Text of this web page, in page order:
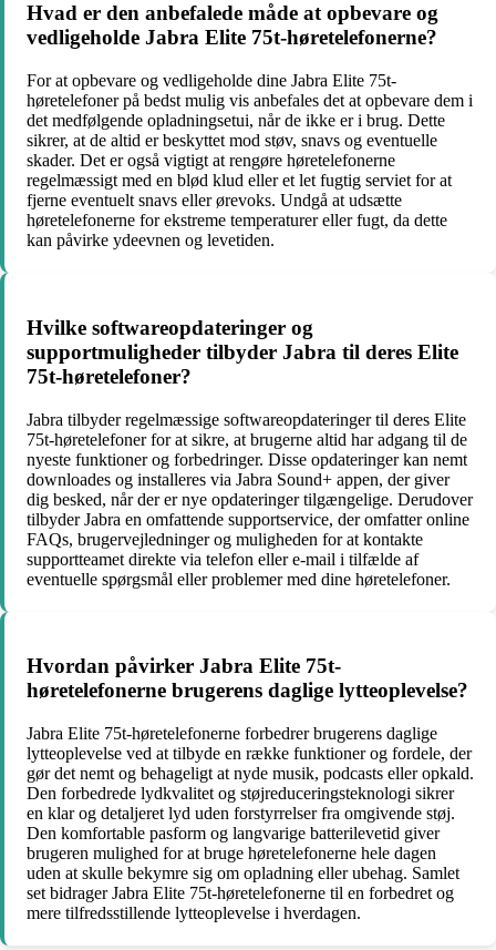
Hvad er den anbefalede måde at opbevare og
vedligeholde Jabra Elite 75t-høretelefonerne?
For at opbevare og vedligeholde dine Jabra Elite 75t-
høretelefoner på bedst mulig vis anbefales det at opbevare dem i
det medfølgende opladningsetui, når de ikke er i brug. Dette
sikrer, at de altid er beskyttet mod støv, snavs og eventuelle
skader. Det er også vigtigt at rengøre høretelefonerne
regelmæssigt med en blød klud eller et let fugtig serviet for at
fjerne eventuelt snavs eller ørevoks. Undgå at udsætte
høretelefonerne for ekstreme temperaturer eller fugt, da dette
kan påvirke ydeevnen og levetiden.
Hvilke softwareopdateringer og
supportmuligheder tilbyder Jabra til deres Elite
75t-høretelefoner?
Jabra tilbyder regelmæssige softwareopdateringer til deres Elite
75t-høretelefoner for at sikre, at brugerne altid har adgang til de
nyeste funktioner og forbedringer. Disse opdateringer kan nemt
downloades og installeres via Jabra Sound+ appen, der giver
dig besked, når der er nye opdateringer tilgængelige. Derudover
tilbyder Jabra en omfattende supportservice, der omfatter online
FAQs, brugervejledninger og muligheden for at kontakte
supportteamet direkte via telefon eller e-mail i tilfælde af
eventuelle spørgsmål eller problemer med dine høretelefoner.
Hvordan påvirker Jabra Elite 75t-
høretelefonerne brugerens daglige lytteoplevelse?
Jabra Elite 75t-høretelefonerne forbedrer brugerens daglige
lytteoplevelse ved at tilbyde en række funktioner og fordele, der
gør det nemt og behageligt at nyde musik, podcasts eller opkald.
Den forbedrede lydkvalitet og støjreduceringsteknologi sikrer
en klar og detaljeret lyd uden forstyrrelser fra omgivende støj.
Den komfortable pasform og langvarige batterilevetid giver
brugeren mulighed for at bruge høretelefonerne hele dagen
uden at skulle bekymre sig om opladning eller ubehag. Samlet
set bidrager Jabra Elite 75t-høretelefonerne til en forbedret og
mere tilfredsstillende lytteoplevelse i hverdagen.